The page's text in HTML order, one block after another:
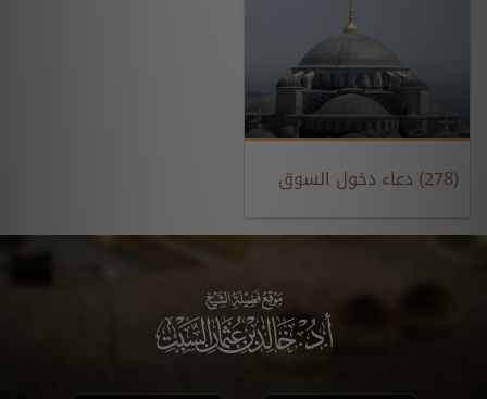
(278) دعاء دخول السوق